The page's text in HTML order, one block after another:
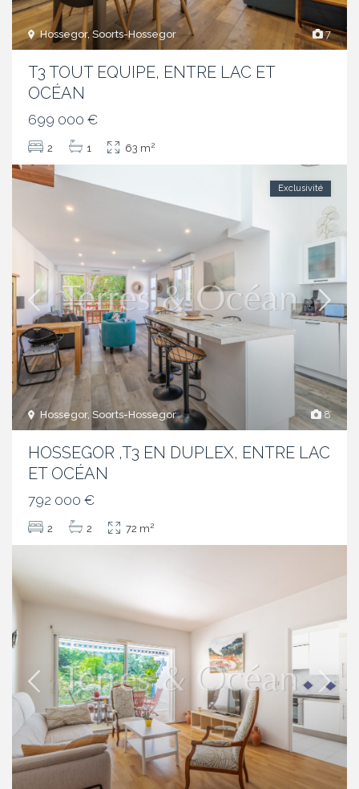
7
Hossegor, Soorts-Hossegor
T3 TOUT EQUIPE, ENTRE LAC ET
OCÉAN
699 000 €
2 1 63 m2
8
Hossegor, Soorts-Hossegor
Exclusivité
HOSSEGOR ,T3 EN DUPLEX, ENTRE LAC
ET OCÉAN
792 000 €
2 2 72 m2